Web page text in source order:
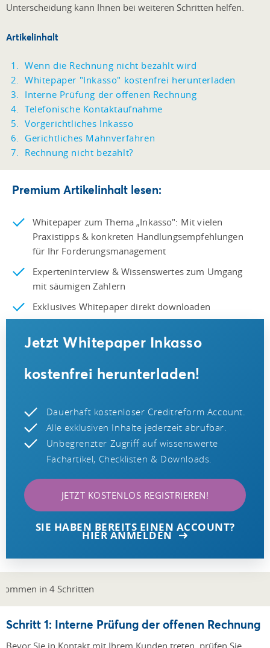
Unterscheidung kann Ihnen bei weiteren Schritten helfen.
Artikelinhalt
Wenn die Rechnung nicht bezahlt wird
Whitepaper "Inkasso" kostenfrei herunterladen
Interne Prüfung der offenen Rechnung
Telefonische Kontaktaufnahme
Vorgerichtliches Inkasso
Gerichtliches Mahnverfahren
Rechnung nicht bezahlt?
Premium Artikelinhalt lesen:
Whitepaper zum Thema „Inkasso": Mit vielen
Praxistipps & konkreten Handlungsempfehlungen
für Ihr Forderungsmanagement
Experteninterview & Wissenswertes zum Umgang
mit säumigen Zahlern
Exklusives Whitepaper direkt downloaden
Jetzt Whitepaper Inkasso
kostenfrei herunterladen!
Dauerhaft kostenloser Creditreform Account.
Alle exklusiven Inhalte jederzeit abrufbar.
Unbegrenzter Zugriff auf wissenswerte
Fachartikel, Checklisten & Downloads.
JETZT KOSTENLOS REGISTRIEREN!
SIE HABEN BEREITS EINEN ACCOUNT?
HIER ANMELDEN
Schritt 1: Interne Prüfung der offenen Rechnung
Bevor Sie in Kontakt mit Ihrem Kunden treten, prüfen Sie